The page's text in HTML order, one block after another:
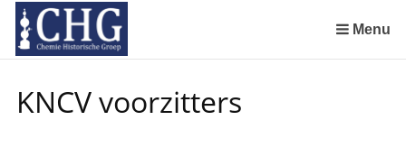
links
over
naar
de
Menu
KNCV voorzitters